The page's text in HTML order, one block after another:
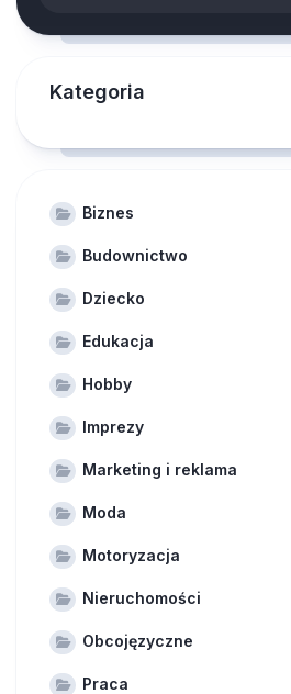
Kategoria
Biznes
Budownictwo
Dziecko
Edukacja
Hobby
Imprezy
Marketing i reklama
Moda
Motoryzacja
Nieruchomości
Obcojęzyczne
Praca